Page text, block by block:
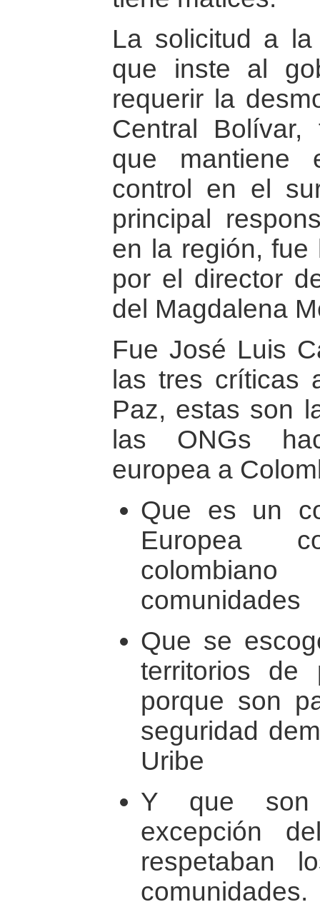
La solicitud a
que inste al
requerir la
Central Bolívar,
que mantiene
control en el
principal
en la región, fue
por el director
del Magdalena
Fue José Luis
las tres críticas
Paz, estas son
las ONGs
europea a
Que es un
Europea
comunidades
Que se
territorios de
porque son
seguridad
Uribe
Y que son
excepción
respetaban
comunidades.